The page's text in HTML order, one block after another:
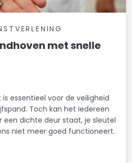
met snelle
essentieel voor de veiligheid
Toch kan het iedereen
een dichte deur staat, je sleutel
niet meer goed functioneert.